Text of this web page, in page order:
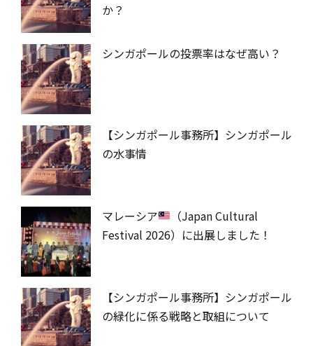
か？
シンガポールの投票率はなぜ高い？
【シンガポール事務所】シンガポール
の水事情
マレーシア
（Japan Cultural
Festival 2026）に出展しました！
【シンガポール事務所】シンガポール
の緑化に係る戦略と取組について